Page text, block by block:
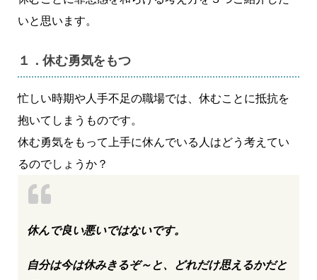
いと思います。
１．休む勇気をもつ
忙しい時期や人手不足の職場では、休むことに抵抗を
抱いてしまうものです。
休む勇気をもって上手に休んでいる人はどう考えてい
るのでしょうか？
休んで良い悪いではないです。
自分は今は休みきるぞ～と、どれだけ思えるかだと